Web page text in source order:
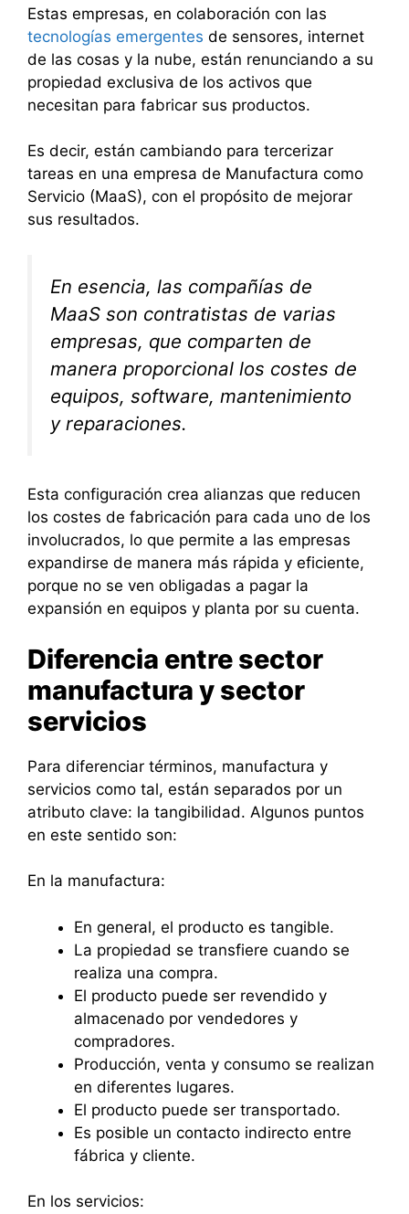
Estas empresas, en colaboración con las
tecnologías emergentes de sensores, internet
de las cosas y la nube, están renunciando a su
propiedad exclusiva de los activos que
necesitan para fabricar sus productos.
Es decir, están cambiando para tercerizar
tareas en una empresa de Manufactura como
Servicio (MaaS), con el propósito de mejorar
sus resultados.
En esencia, las compañías de
MaaS son contratistas de varias
empresas, que comparten de
manera proporcional los costes de
equipos, software, mantenimiento
y reparaciones.
Esta configuración crea alianzas que reducen
los costes de fabricación para cada uno de los
involucrados, lo que permite a las empresas
expandirse de manera más rápida y eficiente,
porque no se ven obligadas a pagar la
expansión en equipos y planta por su cuenta.
Diferencia entre sector
manufactura y sector
servicios
Para diferenciar términos, manufactura y
servicios como tal, están separados por un
atributo clave: la tangibilidad. Algunos puntos
en este sentido son:
En la manufactura:
En general, el producto es tangible.
La propiedad se transfiere cuando se
realiza una compra.
El producto puede ser revendido y
almacenado por vendedores y
compradores.
Producción, venta y consumo se realizan
en diferentes lugares.
El producto puede ser transportado.
Es posible un contacto indirecto entre
fábrica y cliente.
En los servicios: